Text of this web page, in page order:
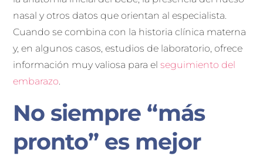
nasal y otros datos que orientan al especialista.
Cuando se combina con la historia clínica materna
y, en algunos casos, estudios de laboratorio, ofrece
información muy valiosa para elseguimiento del
embarazo.
No siempre “más
pronto” es mejor